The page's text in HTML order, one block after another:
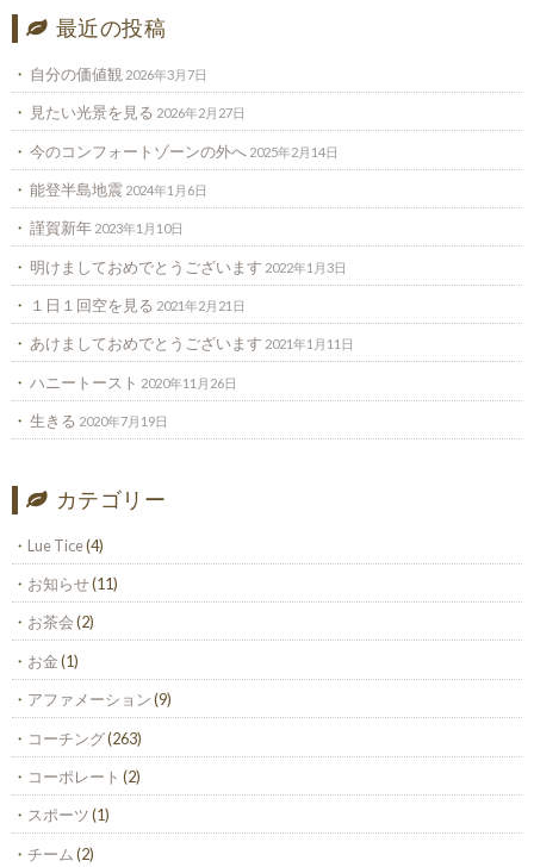
最近の投稿
自分の価値観 2026年3月7日
見たい光景を見る 2026年2月27日
今のコンフォートゾーンの外へ 2025年2月14日
能登半島地震 2024年1月6日
謹賀新年 2023年1月10日
明けましておめでとうございます 2022年1月3日
１日１回空を見る 2021年2月21日
あけましておめでとうございます 2021年1月11日
ハニートースト 2020年11月26日
生きる 2020年7月19日
カテゴリー
Lue Tice(4)
お知らせ(11)
お茶会(2)
お金(1)
アファメーション(9)
コーチング(263)
コーポレート (2)
スポーツ(1)
チーム (2)